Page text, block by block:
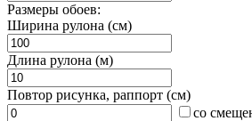
Размеры обоев:
Ширина рулона (см)
Длина рулона (м)
Повтор рисунка, раппорт (см)
со